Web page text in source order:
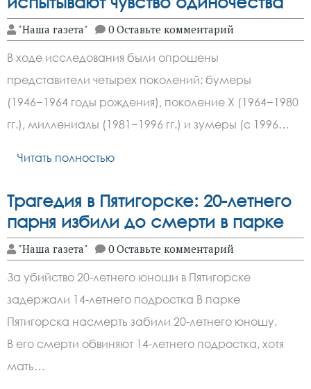
"Наша газета" 0 Оставьте комментарий
В ходе исследования были опрошены
представители четырех поколений: бумеры
(1946−1964 годы рождения), поколение X (1964−1980
гг.), миллениалы (1981−1996 гг.) и зумеры (с 1996…
Читать полностью
Трагедия в Пятигорске: 20-летнего
парня избили до смерти в парке
"Наша газета" 0 Оставьте комментарий
За убийство 20-летнего юноши в Пятигорске
задержали 14-летнего подростка В парке
Пятигорска насмерть забили 20-летнего юношу.
В его смерти обвиняют 14-летнего подростка, хотя
мать…